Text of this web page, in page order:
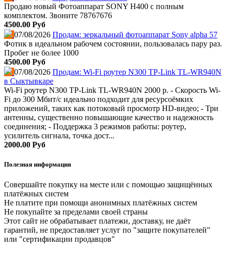
Продаю новый Фотоаппарат SONY Н400 с полным
комплектом. Звоните 78767676
4500.00 Руб
07/08/2026 Продам: зеркальный фотоаппарат Sony alpha 57
Фотик в идеальном рабочем состоянии, пользовалась пару раз.
Пробег не более 1000
4500.00 Руб
07/08/2026 Продам: Wi-Fi роутер N300 TP-Link TL-WR940N
в Сыктывкаре
Wi-Fi роутер N300 TP-Link TL-WR940N 2000 р. - Скорость Wi-
Fi до 300 Мбит/с идеально подходит для ресурсоёмких
приложений, таких как потоковый просмотр HD-видео; - Три
антенны, существенно повышающие качество и надежность
соединения; - Поддержка 3 режимов работы: роутер,
усилитель сигнала, точка дост...
2000.00 Руб
Полезная информация
Совершайте покупку на месте или с помощью защищённых
платёжных систем
Не платите при помощи анонимных платёжных систем
Не покупайте за пределами своей страны
Этот сайт не обрабатывает платежи, доставку, не даёт
гарантий, не предоставляет услуг по "защите покупателей"
или "сертификации продавцов"